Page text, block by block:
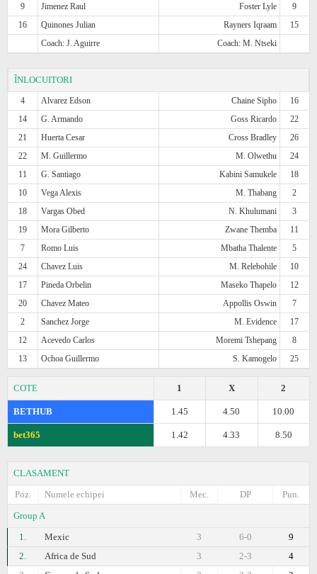
9
Jimenez Raul Foster Lyle
9
16
Quinones Julian Rayners Iqraam
15
Coach: J. Aguirre
Coach: M. Ntseki
ÎNLOCUITORI
4 Alvarez Edson Chaine Sipho
16
14
G. Armando Goss Ricardo
22
21
Huerta Cesar Cross Bradley
26
22
M. Guillermo M. Olwethu
24
11
G. Santiago Kabini Samukele
18
10
Vega Alexis M. Thabang
2
18
Vargas Obed N. Khulumani
3
19
Mora Gilberto Zwane Themba
11
7
Romo Luis Mbatha Thalente
5
24
Chavez Luis M. Relebohile
10
17
Pineda Orbelin Maseko Thapelo
12
20
Chavez Mateo Appollis Oswin
7
2
Sanchez Jorge M. Evidence
17
12
Acevedo Carlos Moremi Tshepang
8
13
Ochoa Guillermo S. Kamogelo 25
COTE 2
X
1
BETHUB 10.00
4.50
1.45
bet365 8.50
4.33
1.42
CLASAMENT
Poz.
Numele echipei Pun.
DP
Mec.
Group A
1.
Mexic 9
6-0
3
2.
Africa de Sud 4
2-3
3